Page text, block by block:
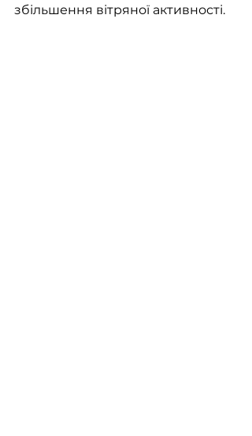
збільшення вітряної активності.